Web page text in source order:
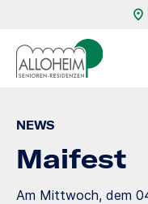
NEWS
Maifest
Am Mittwoch, dem